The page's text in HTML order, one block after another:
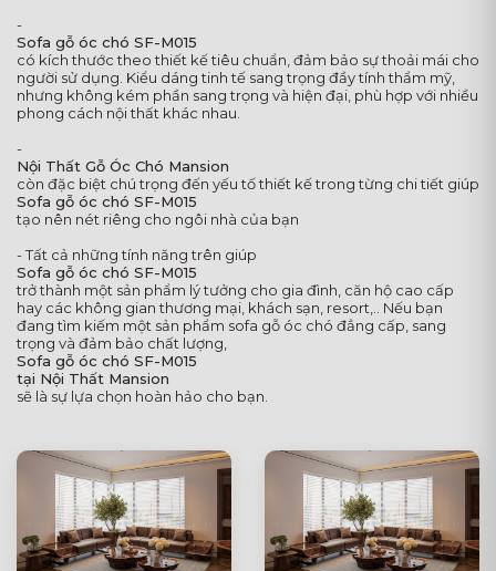
-
Sofa gỗ óc chó SF-M015
có kích thước theo thiết kế tiêu chuẩn, đảm bảo sự thoải mái cho
người sử dụng. Kiểu dáng tinh tế sang trọng đầy tính thẩm mỹ,
nhưng không kém phần sang trọng và hiện đại, phù hợp với nhiều
phong cách nội thất khác nhau.
-
Nội Thất Gỗ Óc Chó Mansion
còn đặc biệt chú trọng đến yếu tố thiết kế trong từng chi tiết giúp
Sofa gỗ óc chó SF-M015
tạo nên nét riêng cho ngôi nhà của bạn
- Tất cả những tính năng trên giúp
Sofa gỗ óc chó SF-M015
trở thành một sản phẩm lý tưởng cho gia đình, căn hộ cao cấp
hay các không gian thương mại, khách sạn, resort,.. Nếu bạn
đang tìm kiếm một sản phẩm sofa gỗ óc chó đẳng cấp, sang
trọng và đảm bảo chất lượng,
Sofa gỗ óc chó SF-M015
tại Nội Thất Mansion
sẽ là sự lựa chọn hoàn hảo cho bạn.